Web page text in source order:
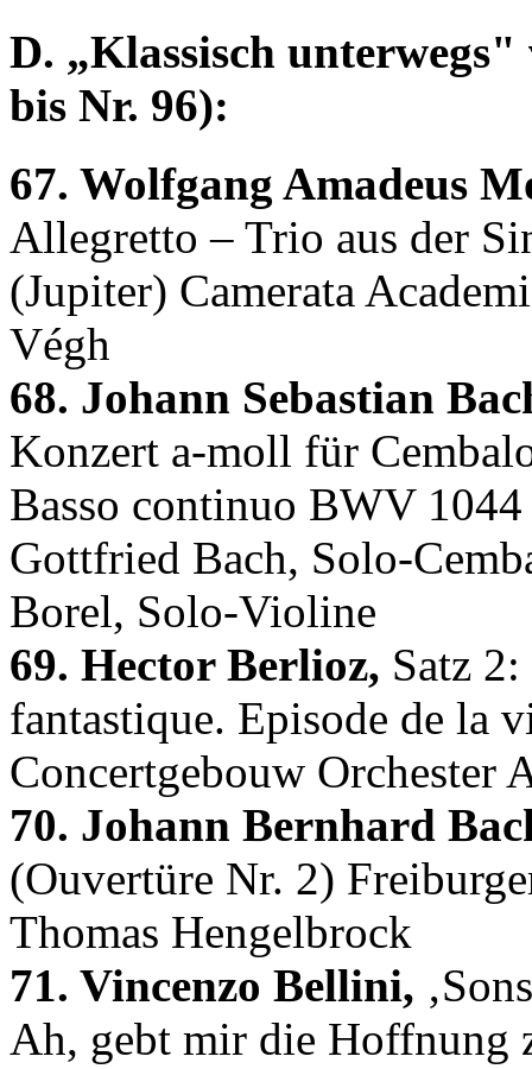
D. „Klassisch
bis Nr. 96):
67. Wolfgang Amadeus
Allegretto – Trio aus der
(Jupiter) Camerata
Végh
68. Johann Sebastian
Konzert a-moll für
Basso continuo BWV
Gottfried Bach, Solo-
Borel, Solo-Violine
69. Hector Berlioz, Satz
fantastique. Episode de la
Concertgebouw Orchester
70. Johann Bernhard
(Ouvertüre Nr. 2)
Thomas Hengelbrock
71. Vincenzo Bellini,
Ah, gebt mir die Hoffnung